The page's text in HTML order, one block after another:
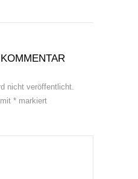
nicht veröffentlicht.
* markiert